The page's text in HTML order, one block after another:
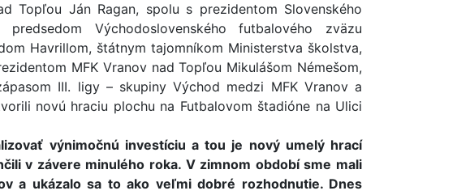
Topľou Ján Ragan, spolu s prezidentom Slovenského
Východoslovenského futbalového zväzu
Havrillom, štátnym tajomníkom Ministerstva školstva,
MFK Vranov nad Topľou Mikulášom Némešom,
III. ligy – skupiny Východ medzi MFK Vranov a
novú hraciu plochu na Futbalovom štadióne na Ulici
výnimočnú investíciu a tou je nový umelý hrací
v závere minulého roka. V zimnom období sme mali
a ukázalo sa to ako veľmi dobré rozhodnutie. Dnes